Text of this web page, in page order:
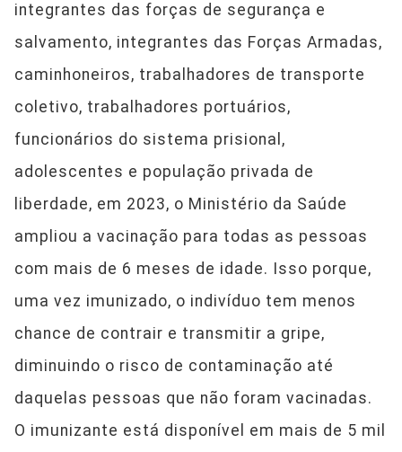
integrantes das forças de segurança e
salvamento, integrantes das Forças Armadas,
caminhoneiros, trabalhadores de transporte
coletivo, trabalhadores portuários,
funcionários do sistema prisional,
adolescentes e população privada de
liberdade, em 2023, o Ministério da Saúde
ampliou a vacinação para todas as pessoas
com mais de 6 meses de idade. Isso porque,
uma vez imunizado, o indivíduo tem menos
chance de contrair e transmitir a gripe,
diminuindo o risco de contaminação até
daquelas pessoas que não foram vacinadas.
O imunizante está disponível em mais de 5 mil